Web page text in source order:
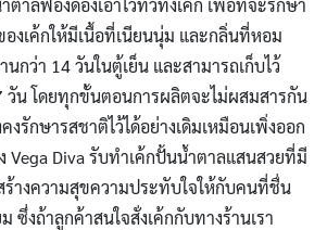
ตาลฟองดองเอาไว้ทั่วทั้งเค้ก เพื่อที่จะรักษา
งเค้กให้มีเนื้อที่เนียนนุ่ม และกลิ่นที่หอม
นกว่า 14 วันในตู้เย็น และสามารถเก็บไว้
วัน โดยทุกขั้นตอนการผลิตจะไม่ผสมสารกัน
งรักษารสชาติไว้ได้อย่างเดิมเหมือนเพิ่งออก
Vega Diva รับทำเค้กปั้นน้ำตาลแสนสวยที่มี
ร้างความสุขความประทับใจให้กับคนที่ชื่น
ซึ่งถ้าลูกค้าสนใจสั่งเค้กกับทางร้านเรา